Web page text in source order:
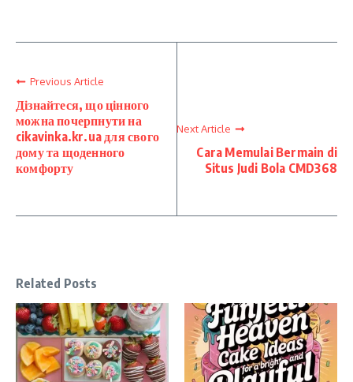
Previous Article
Дізнайтеся, що цінного
можна почерпнути на
cikavinka.kr.ua для свого
дому та щоденного
комфорту
Next Article
Cara Memulai Bermain di
Situs Judi Bola CMD368
Related Posts